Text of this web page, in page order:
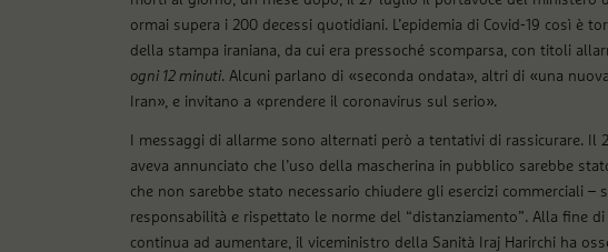
ormai supera i 200 decessi quotidiani. L’epidemia di Covid-19 così è
della stampa iraniana, da cui era pressoché scomparsa, con titoli
ogni 12 minuti. Alcuni parlano di «seconda ondata», altri di «una
Iran», e invitano a «prendere il coronavirus sul serio».
I messaggi di allarme sono alternati però a tentativi di rassicurare. Il
aveva annunciato che l’uso della mascherina in pubblico sarebbe
che non sarebbe stato necessario chiudere gli esercizi commerciali
responsabilità e rispettato le norme del “distanziamento”. Alla fine
continua ad aumentare, il viceministro della Sanità Iraj Harirchi ha